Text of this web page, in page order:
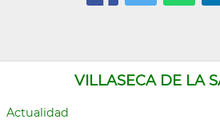
VILLASECA DE LA
Actualidad